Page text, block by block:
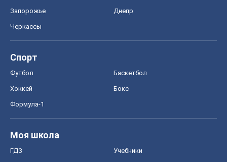
Запорожье Днепр
Черкассы
Спорт
Футбол Баскетбол
Хоккей Бокс
Формула-1
Моя школа
ГДЗ Учебники